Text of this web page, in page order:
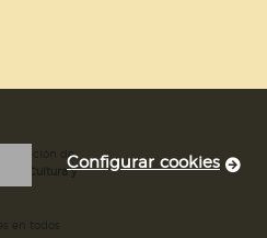
de
Cultura y
Configurar cookies